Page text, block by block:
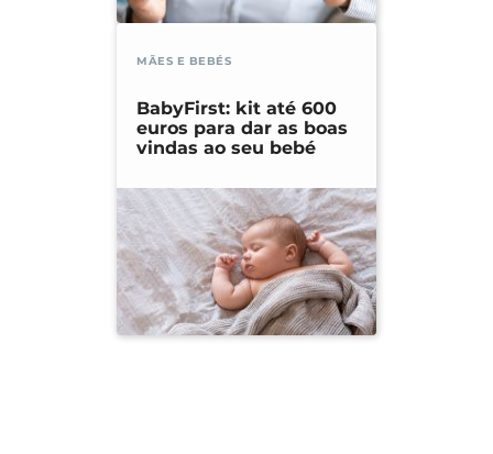
MÃES E BEBÉS
BabyFirst: kit até 600
euros para dar as boas
vindas ao seu bebé